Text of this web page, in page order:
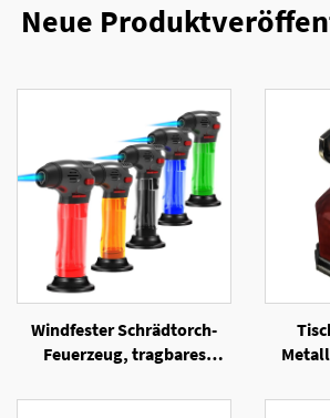
Neue
Windfester Schrädtorch-
Feuerzeug, tragbares
Feuerzeug für Zigarren